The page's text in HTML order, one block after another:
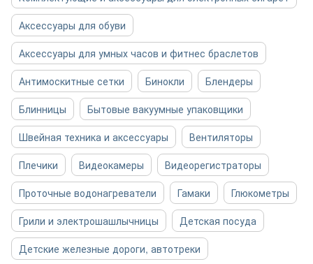
Аксессуары для обуви
Аксессуары для умных часов и фитнес браслетов
Антимоскитные сетки
Бинокли
Блендеры
Блинницы
Бытовые вакуумные упаковщики
Швейная техника и аксессуары
Вентиляторы
Плечики
Видеокамеры
Видеорегистраторы
Проточные водонагреватели
Гамаки
Глюкометры
Грили и электрошашлычницы
Детская посуда
Детские железные дороги, автотреки